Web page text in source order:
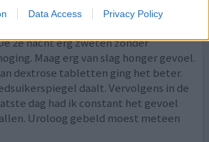
Data Access Privacy Policy
2e nacht erg zweten zonder
Maag erg van slag honger gevoel.
dextrose tabletten ging het beter.
daalt. Vervolgens in de
dag had ik constant het gevoel
Uroloog gebeld moest meteen